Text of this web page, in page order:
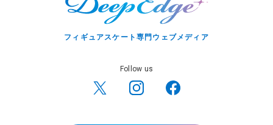
フィギュアスケート専門ウェブメディア
Follow us